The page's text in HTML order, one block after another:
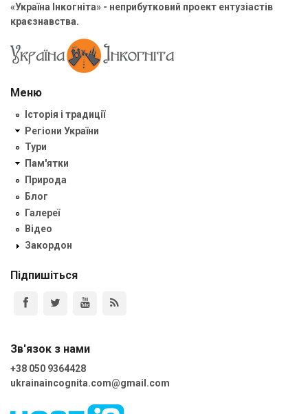
«Україна Інкогніта» - неприбутковий проект ентузіастів
краєзнавства.
Меню
Історія і традиції
Регіони України
Тури
Пам'ятки
Природа
Блог
Галереї
Відео
Закордон
Підпишіться
Зв'язок з нами
+38 050 9364428
ukrainaincognita.com@gmail.com